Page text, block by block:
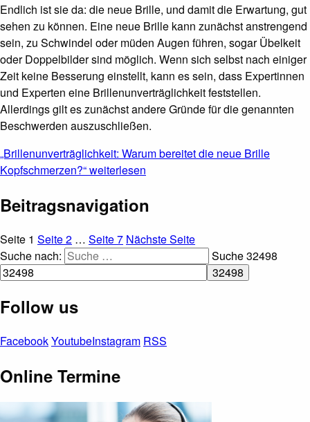
Endlich ist sie da: die neue Brille, und damit die Erwartung, gut
sehen zu können. Eine neue Brille kann zunächst anstrengend
sein, zu Schwindel oder müden Augen führen, sogar Übelkeit
oder Doppelbilder sind möglich. Wenn sich selbst nach einiger
Zeit keine Besserung einstellt, kann es sein, dass Expertinnen
und Experten eine Brillenunverträglichkeit feststellen.
Allerdings gilt es zunächst andere Gründe für die genannten
Beschwerden auszuschließen.
„Brillenunverträglichkeit: Warum bereitet die neue Brille
Kopfschmerzen?“weiterlesen
Beitragsnavigation
Seite 1 Seite2 … Seite7 Nächste Seite
Suche nach:
Suche32498
Follow us
FacebookYoutubeInstagram RSS
Online Termine